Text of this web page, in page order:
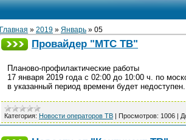
Главная » 2019 » Январь » 05
Провайдер "МТС ТВ"
Планово-профилактические работы
17 января 2019 года с 02:00 до 10:00 ч. по
в указанный период времени будет
Категория: Новости операторов ТВ | Просмотров: 1006 |